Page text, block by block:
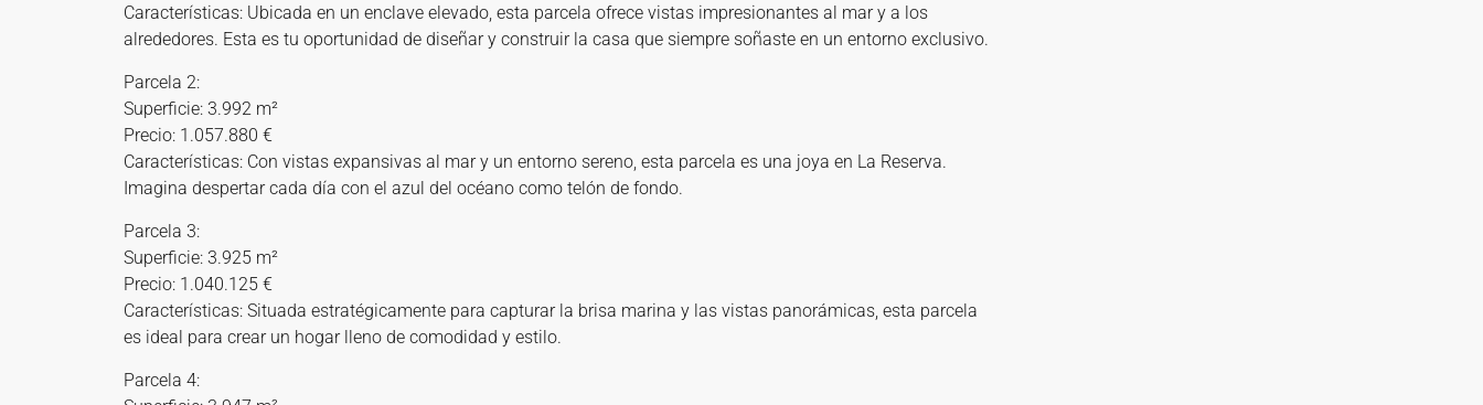
Características: Ubicada en un enclave elevado, esta parcela ofrece vistas impresionantes al mar y a los
alrededores. Esta es tu oportunidad de diseñar y construir la casa que siempre soñaste en un entorno exclusivo.
Parcela 2:
Superficie: 3.992 m²
Precio: 1.057.880 €
Características: Con vistas expansivas al mar y un entorno sereno, esta parcela es una joya en La Reserva.
Imagina despertar cada día con el azul del océano como telón de fondo.
Parcela 3:
Superficie: 3.925 m²
Precio: 1.040.125 €
Características: Situada estratégicamente para capturar la brisa marina y las vistas panorámicas, esta parcela
es ideal para crear un hogar lleno de comodidad y estilo.
Parcela 4: